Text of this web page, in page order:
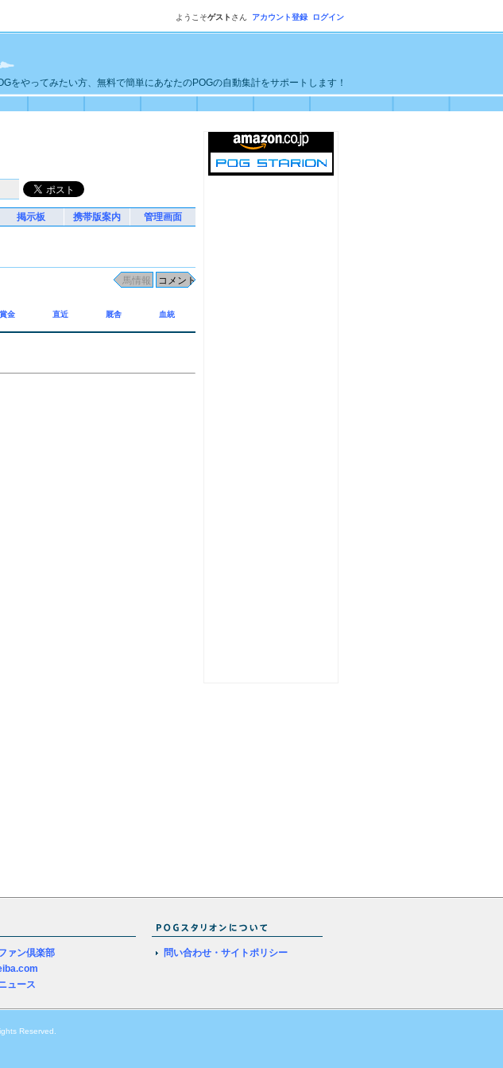
ようこそゲスト さん アカウント登録 ログイン
をやってみたい方、無料で簡単にあなたのPOGの自動集計をサポートします！
掲示板 携帯版案内
管理画面
賞金 直近 厩舎 血統
ァン倶楽部
ュース
問い合わせ・サイトポリシー
Reserved.